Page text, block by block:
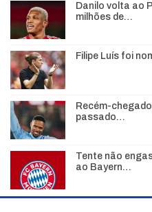
Danilo volta ao
milhões de…
Filipe Luís foi
Recém-
passado…
Tente não
ao Bayern…